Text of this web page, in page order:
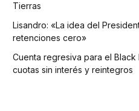
Tierras
Lisandro: «La idea del
retenciones cero»
Cuenta regresiva para el
cuotas sin interés y reintegros